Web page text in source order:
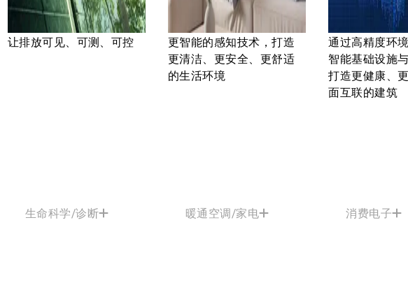
让排放可见、可测、可控
更智能的感知技术，打造
更清洁、更安全、更舒适
的生活环境
通过高精度环
智能基础设施
打造更健康、
面互联的建筑
生命科学/诊断 暖通空调/家电 消费电子